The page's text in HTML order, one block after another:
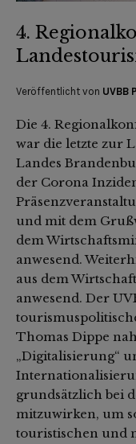
4.
Veröffentlicht von UVBB
Die 4.
war die letzte zur
Landes
der Corona
und mit dem
dem
anwesend.
aus dem
anwesend. Der
Thomas Dippe
„Digitalisierung“
grundsätzlich bei
mitzuwirken, um
touristischen und